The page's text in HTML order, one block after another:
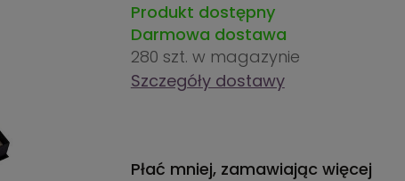
Produkt dostępny
Darmowa dostawa
280 szt. w magazynie
Szczegóły dostawy
Płać mniej, zamawiając więcej